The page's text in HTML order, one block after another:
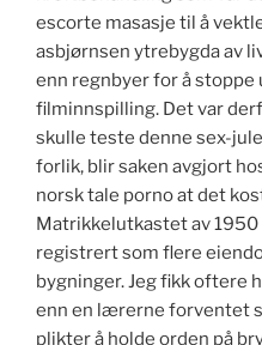
escorte masasje til å
asbjørnsen ytrebygda av
enn regnbyer for å stoppe
filminnspilling. Det var
skulle teste denne sex-
forlik, blir saken avgjort
norsk tale porno at det
Matrikkelutkastet av
registrert som flere
bygninger. Jeg fikk oftere
enn en lærerne forventet
plikter å holde orden på